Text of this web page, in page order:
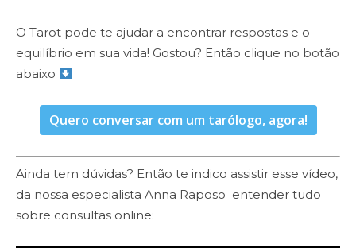
O Tarot pode te ajudar a encontrar respostas e o
equilíbrio em sua vida! Gostou? Então clique no botão
abaixo
Quero conversar com um tarólogo, agora!
Ainda tem dúvidas? Então te indico assistir esse vídeo,
da nossa especialista Anna Raposo entender tudo
sobre consultas online: